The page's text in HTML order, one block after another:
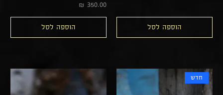
הוספה לסל
מחיר
הוספה לסל
חדש